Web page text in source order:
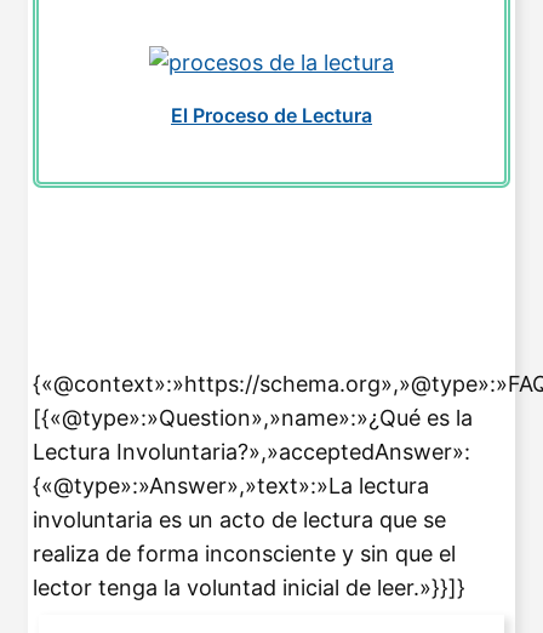
El Proceso de Lectura
{«@context»:»https://
[{«@type»:»Question»,»name»:»¿Qué es la
Lectura Involuntaria?»,»acceptedAnswer»:
{«@type»:»Answer»,»text»:»La lectura
involuntaria es un acto de lectura que se
realiza de forma inconsciente y sin que el
lector tenga la voluntad inicial de leer.»}}]}